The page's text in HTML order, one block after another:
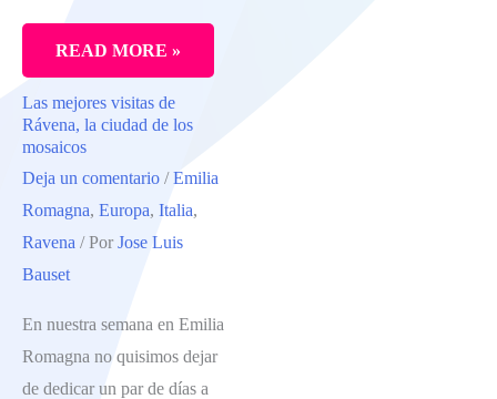
LA
MEJOR
RUTA
PARA
NO
PERDERTE
NADA
EN
A
READ MORE »
Las mejores visitas de
Rávena, la ciudad de los
mosaicos
Deja un comentario /Emilia
Romagna, Europa, Italia,
Ravena / Por Jose Luis
Bauset
En nuestra semana en Emilia
Romagna no quisimos dejar
de dedicar un par de días a